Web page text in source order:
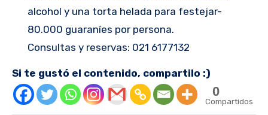
alcohol y una torta helada para festejar-
80.000 guaraníes por persona.
Consultas y reservas: 021 6177132
Si te gustó el contenido, compartilo :)
0
Compartidos